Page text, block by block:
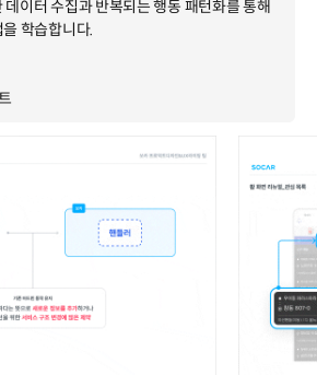
데이터 수집과 반복되는 행동 패턴화를 통해
학습합니다.